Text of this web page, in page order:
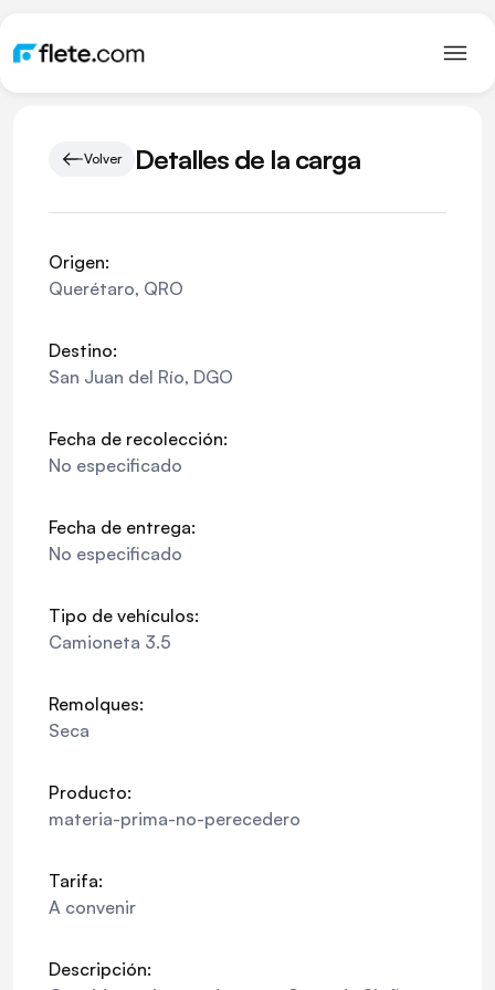
Volver Detalles de la carga
Origen:
Querétaro, QRO
Destino:
San Juan del Río, DGO
Fecha de recolección:
No especificado
Fecha de entrega:
No especificado
Tipo de vehículos:
Camioneta 3.5
Remolques:
Seca
Producto:
materia-prima-no-perecedero
Tarifa:
A convenir
Descripción: